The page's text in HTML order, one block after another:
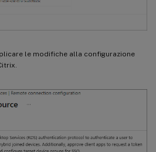
le modifiche alla configurazione